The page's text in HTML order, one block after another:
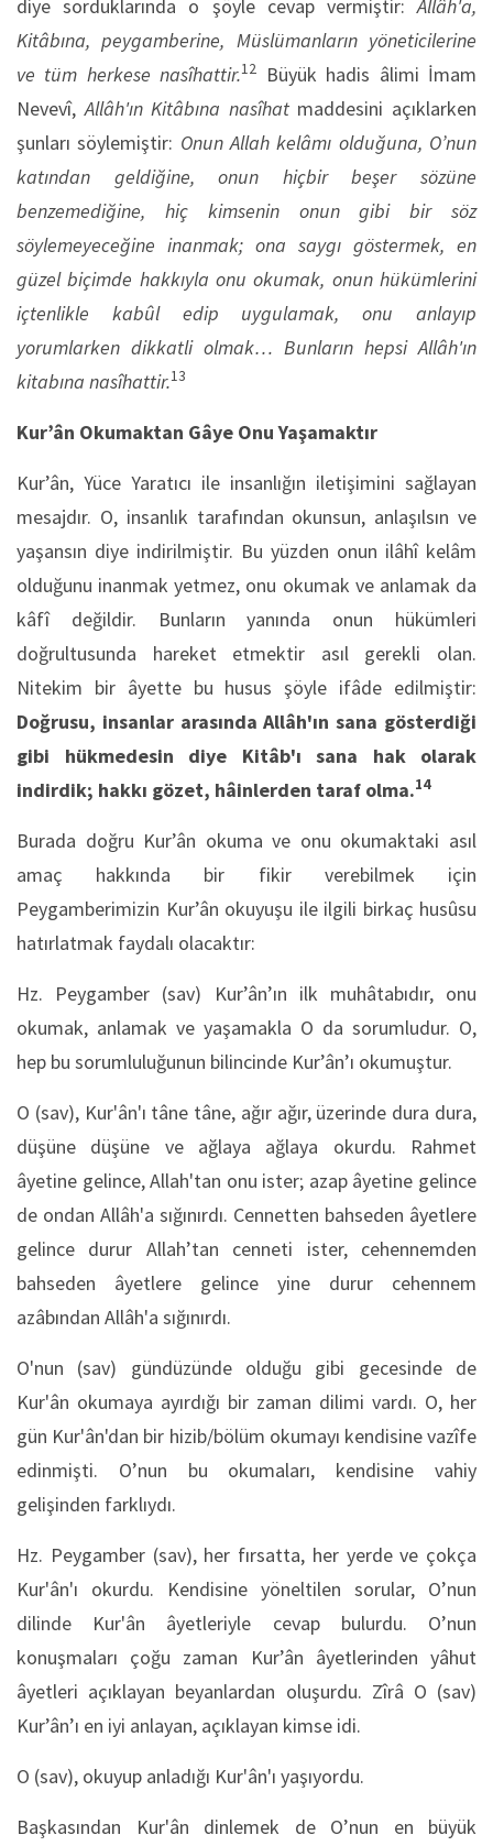
diye sorduklarında o şöyle cevap vermiştir:Allâh'a,
Kitâbına, peygamberine, Müslümanların yöneticilerine
ve tüm herkese nasîhattir.12
Büyük hadis âlimi İmam
Nevevî,Allâh'ın Kitâbına nasîhatmaddesini açıklarken
şunları söylemiştir: Onun Allah kelâmı olduğuna, O’nun
katından geldiğine, onun hiçbir beşer sözüne
benzemediğine, hiç kimsenin onun gibi bir söz
söylemeyeceğine inanmak; ona saygı göstermek, en
güzel biçimde hakkıyla onu okumak, onun hükümlerini
içtenlikle kabûl edip uygulamak, onu anlayıp
yorumlarken dikkatli olmak… Bunların hepsi Allâh'ın
kitabına nasîhattir.13
Kur’ân Okumaktan Gâye Onu Yaşamaktır
Kur’ân, Yüce Yaratıcı ile insanlığın iletişimini sağlayan
mesajdır. O, insanlık tarafından okunsun, anlaşılsın ve
yaşansın diye indirilmiştir. Bu yüzden onun ilâhî kelâm
olduğunu inanmak yetmez, onu okumak ve anlamak da
kâfî değildir. Bunların yanında onun hükümleri
doğrultusunda hareket etmektir asıl gerekli olan.
Nitekim bir âyette bu husus şöyle ifâde edilmiştir:
Doğrusu, insanlar arasında Allâh'ın sana gösterdiği
gibi hükmedesin diye Kitâb'ı sana hak olarak
indirdik; hakkı gözet, hâinlerden taraf olma.14
Burada doğru Kur’ân okuma ve onu okumaktaki asıl
amaç hakkında bir fikir verebilmek için
Peygamberimizin Kur’ân okuyuşu ile ilgili birkaç husûsu
hatırlatmak faydalı olacaktır:
Hz. Peygamber (sav) Kur’ân’ın ilk muhâtabıdır, onu
okumak, anlamak ve yaşamakla O da sorumludur. O,
hep bu sorumluluğunun bilincinde Kur’ân’ı okumuştur.
O (sav), Kur'ân'ı tâne tâne, ağır ağır, üzerinde dura dura,
düşüne düşüne ve ağlaya ağlaya okurdu. Rahmet
âyetine gelince, Allah'tan onu ister; azap âyetine gelince
de ondan Allâh'a sığınırdı. Cennetten bahseden âyetlere
gelince durur Allah’tan cenneti ister, cehennemden
bahseden âyetlere gelince yine durur cehennem
azâbından Allâh'a sığınırdı.
O'nun (sav) gündüzünde olduğu gibi gecesinde de
Kur'ân okumaya ayırdığı bir zaman dilimi vardı. O, her
gün Kur'ân'dan bir hizib/bölüm okumayı kendisine vazîfe
edinmişti. O’nun bu okumaları, kendisine vahiy
gelişinden farklıydı.
Hz. Peygamber (sav), her fırsatta, her yerde ve çokça
Kur'ân'ı okurdu. Kendisine yöneltilen sorular, O’nun
dilinde Kur'ân âyetleriyle cevap bulurdu. O’nun
konuşmaları çoğu zaman Kur’ân âyetlerinden yâhut
âyetleri açıklayan beyanlardan oluşurdu. Zîrâ O (sav)
Kur’ân’ı en iyi anlayan, açıklayan kimse idi.
O (sav), okuyup anladığı Kur'ân'ı yaşıyordu.
Başkasından Kur'ân dinlemek de O’nun en büyük